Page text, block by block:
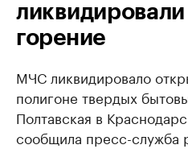
горение
МЧС ликвидировало
полигоне твердых
Полтавская в
сообщила пресс-служба